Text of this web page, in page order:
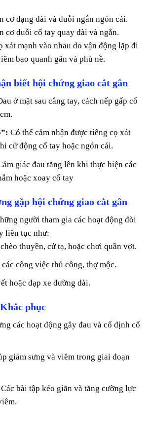
cơ dạng dài và duỗi ngắn ngón cái.
cơ duỗi cổ tay quay dài và ngắn.
xát mạnh vào nhau do vận động lặp đi
bao quanh gân và phù nề.
biết hội chứng giao cắt gân
ở mặt sau cẳng tay, cách nếp gấp cổ
Có thể cảm nhận được tiếng cọ xát
cử động cổ tay hoặc ngón cái.
giác đau tăng lên khi thực hiện các
hoặc xoay cổ tay
gặp hội chứng giao cắt gân
người tham gia các hoạt động đòi
liên tục như:
thuyền, cử tạ, hoặc chơi quần vợt.
công việc thủ công, thợ mộc.
hoặc đạp xe đường dài.
phục
các hoạt động gây đau và cố định cổ
giảm sưng và viêm trong giai đoạn
Các bài tập kéo giãn và tăng cường lực